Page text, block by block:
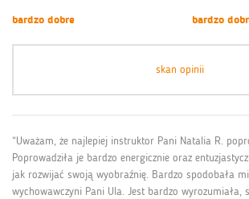
bardzo dobre
bardzo
skan opinii
“Uważam, że najlepiej instruktor Pani Natalia R.
Poprowadziła je bardzo energicznie oraz
jak rozwijać swoją wyobraźnię. Bardzo spodobała
wychowawczyni Pani Ula. Jest bardzo wyrozumiała,